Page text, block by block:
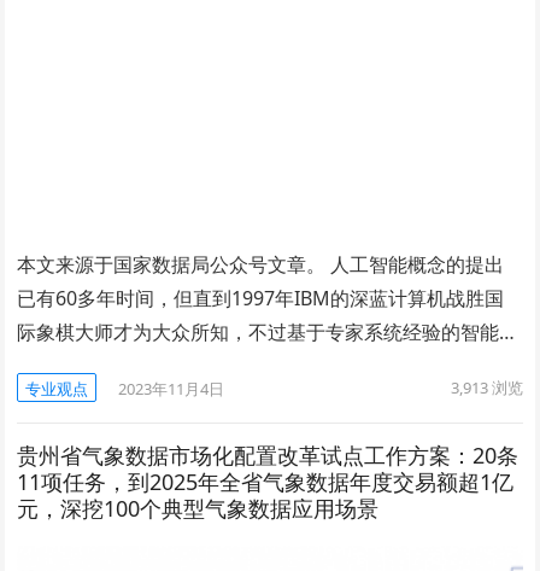
本文来源于国家数据局公众号文章。 人工智能概念的提出
已有60多年时间，但直到1997年IBM的深蓝计算机战胜国
际象棋大师才为大众所知，不过基于专家系统经验的智能…
专业观点 2023年11月4日 3,913浏览
贵州省气象数据市场化配置改革试点工作方案：20条
11项任务，到2025年全省气象数据年度交易额超1亿
元，深挖100个典型气象数据应用场景